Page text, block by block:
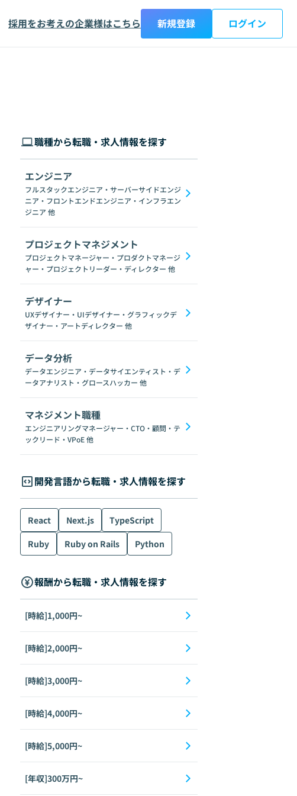
採用をお考えの企業様はこちら 新規登録 ログイン
東京都 神奈川県 新潟県 富山県 石川県
リードエンジニア モバイルアプリエンジニア AIエンジニア
職種から転職・求人情報を探す
エンジニア
フルスタックエンジニア・サーバーサイドエンジ
ニア・フロントエンドエンジニア・インフラエン
ジニア 他
プロジェクトマネジメント
プロジェクトマネージャー・プロダクトマネージ
ャー・プロジェクトリーダー・ディレクター 他
デザイナー
UXデザイナー・UIデザイナー・グラフィックデ
ザイナー・アートディレクター 他
データ分析
データエンジニア・データサイエンティスト・デ
ータアナリスト・グロースハッカー 他
マネジメント職種
エンジニアリングマネージャー・CTO・顧問・テ
ックリード・VPoE他
開発言語から転職・求人情報を探す
React Next.js
TypeScript
Ruby
Ruby on Rails Python
報酬から転職・求人情報を探す
[時給]1,000円~
[時給]2,000円~
[時給]3,000円~
[時給]4,000円~
[時給]5,000円~
[年収]300万円~